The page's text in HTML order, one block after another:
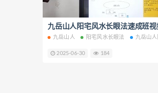
九岳山人 阳宅风水长眼法 九岳山
2025-06-30 184